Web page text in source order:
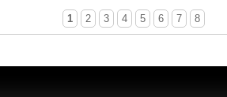
1 2 3 4 5 6 7 8